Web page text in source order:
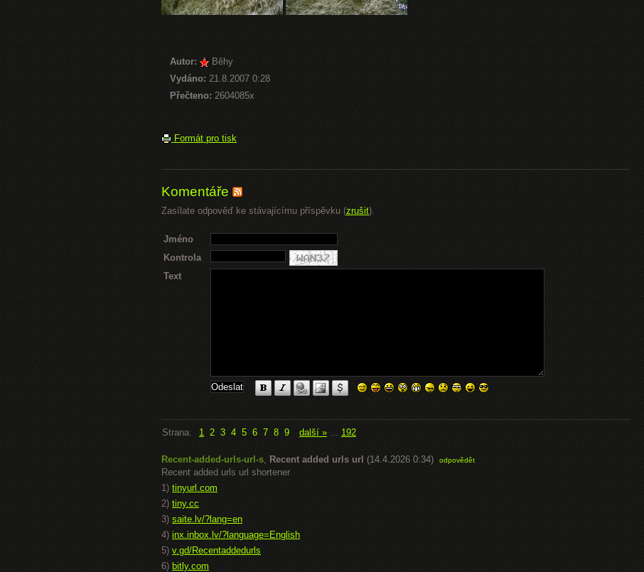
Autor:
Běhy
Vydáno: 21.8.2007 0:28
Přečteno: 2604085x
Formát pro tisk
Komentáře
Zasílate odpověď ke stávajícímu příspěvku (zrušit).
Jméno
Kontrola
Text
Strana: 1 2 3 4 5 6 7 8 9 další » ... 192
Recent-added-urls-url-s, Recent added urls url (14.4.2026 0:34) odpovědět
Recent added urls url shortener
1) tinyurl.com
2) tiny.cc
3) saite.lv/?lang=en
4) inx.inbox.lv/?language=English
5) v.gd/Recentaddedurls
6) bitly.com